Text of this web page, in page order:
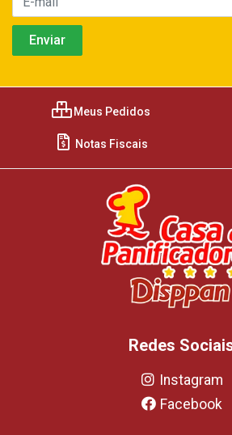
Meus Pedidos
Notas Fiscais
Redes
Instagram
Facebook